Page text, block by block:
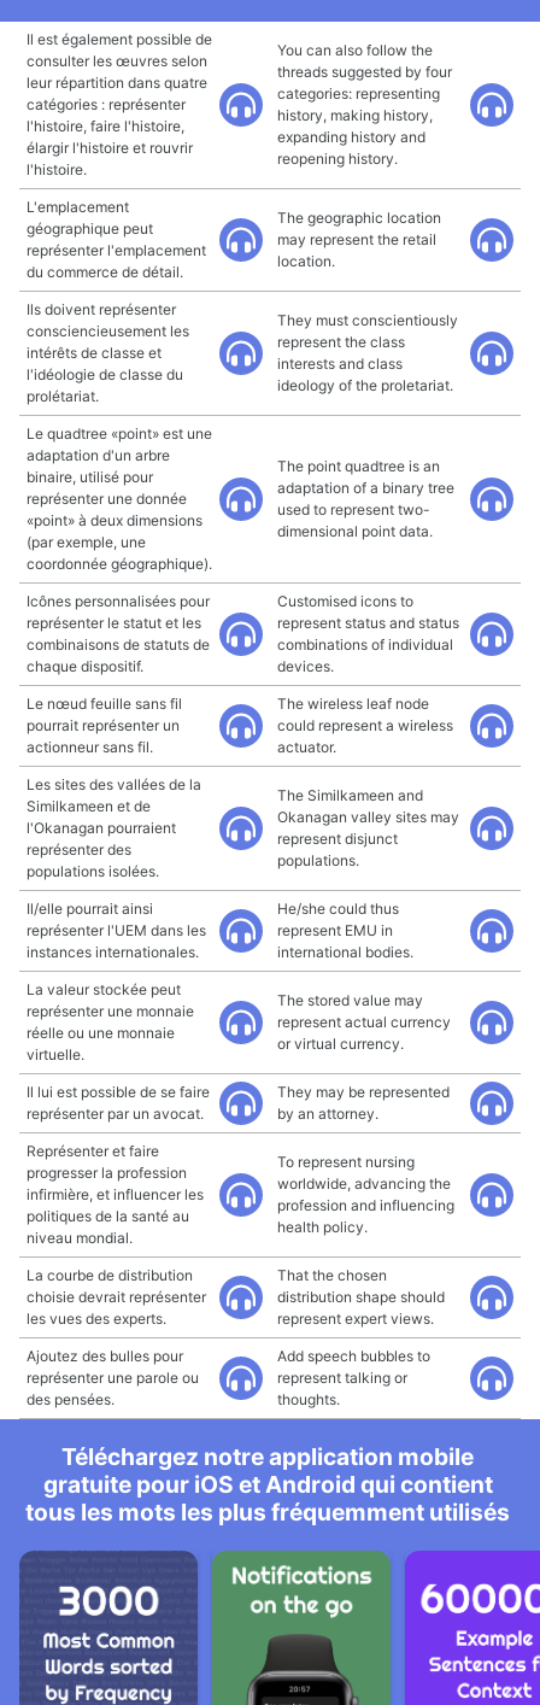
Il est également possible de
consulter les œuvres selon
leur répartition dans quatre
catégories : représenter
l'histoire, faire l'histoire,
élargir l'histoire et rouvrir
l'histoire.
You can also follow the
threads suggested by four
categories: representing
history, making history,
expanding history and
reopening history.
L'emplacement
géographique peut
représenter l'emplacement
du commerce de détail.
The geographic location
may represent the retail
location.
Ils doivent représenter
consciencieusement les
intérêts de classe et
l'idéologie de classe du
prolétariat.
They must conscientiously
represent the class
interests and class
ideology of the proletariat.
Le quadtree «point» est une
adaptation d'un arbre
binaire, utilisé pour
représenter une donnée
«point» à deux dimensions
(par exemple, une
coordonnée géographique).
The point quadtree is an
adaptation of a binary tree
used to represent two-
dimensional point data.
Icônes personnalisées pour
représenter le statut et les
combinaisons de statuts de
chaque dispositif.
Customised icons to
represent status and status
combinations of individual
devices.
Le nœud feuille sans fil
pourrait représenter un
actionneur sans fil.
The wireless leaf node
could represent a wireless
actuator.
Les sites des vallées de la
Similkameen et de
l'Okanagan pourraient
représenter des
populations isolées.
The Similkameen and
Okanagan valley sites may
represent disjunct
populations.
Il/elle pourrait ainsi
représenter l'UEM dans les
instances internationales.
He/she could thus
represent EMU in
international bodies.
La valeur stockée peut
représenter une monnaie
réelle ou une monnaie
virtuelle.
The stored value may
represent actual currency
or virtual currency.
Il lui est possible de se faire
représenter par un avocat.
They may be represented
by an attorney.
Représenter et faire
progresser la profession
infirmière, et influencer les
politiques de la santé au
niveau mondial.
To represent nursing
worldwide, advancing the
profession and influencing
health policy.
La courbe de distribution
choisie devrait représenter
les vues des experts.
That the chosen
distribution shape should
represent expert views.
Ajoutez des bulles pour
représenter une parole ou
des pensées.
Add speech bubbles to
represent talking or
thoughts.
Téléchargez notre application mobile
gratuite pour iOS et Android qui contient
tous les mots les plus fréquemment utilisés